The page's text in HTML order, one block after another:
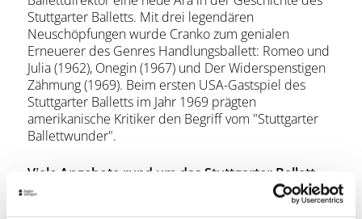
Stuttgarter Balletts. Mit drei legendären
Neuschöpfungen wurde Cranko zum genialen
Erneuerer des Genres Handlungsballett: Romeo und
Julia (1962), Onegin (1967) und Der Widerspenstigen
Zähmung (1969). Beim ersten USA-Gastspiel des
Stuttgarter Balletts im Jahr 1969 prägten
amerikanische Kritiker den Begriff vom "Stuttgarter
Ballettwunder".
Viele Angebote rund um das Stuttgarter Ballett
finden Sie unter